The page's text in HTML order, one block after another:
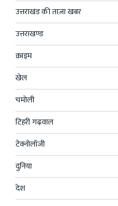
उत्तराखंड की ताज़ा खबर
उत्तराखण्ड
क्राइम
खेल
चमोली
टिहरी गढ़वाल
टेक्नोलॉजी
दुनिया
देश